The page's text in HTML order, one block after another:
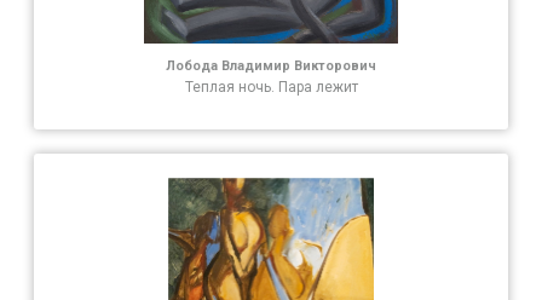
Лобода Владимир Викторович
Теплая ночь. Пара лежит